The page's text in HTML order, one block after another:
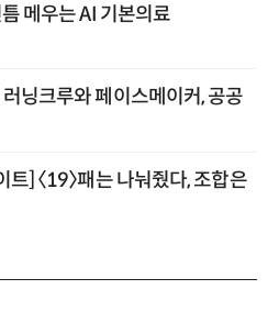
메우는 AI 기본의료
닝크루와 페이스메이커, 공공
] 〈19〉패는 나눠줬다, 조합은